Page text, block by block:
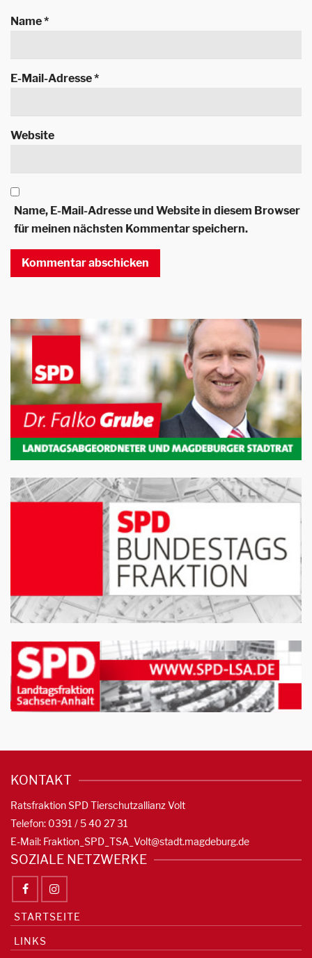
Name*
E-Mail-Adresse*
Website
Name, E-Mail-Adresse und Website in diesem Browser
für meinen nächsten Kommentar speichern.
KONTAKT
Ratsfraktion SPD Tierschutzallianz Volt
Telefon: 0391 / 5 40 27 31
E-Mail: Fraktion_SPD_TSA_Volt@stadt.magdeburg.de
SOZIALE NETZWERKE
STARTSEITE
LINKS